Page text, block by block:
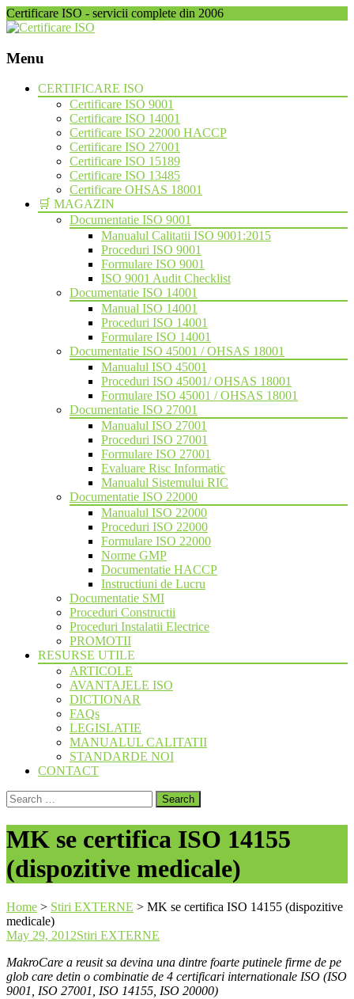
Certificare ISO - servicii complete din 2006
Menu
Skip
CERTIFICARE ISO
Certificare ISO 9001
Certificare ISO 14001
Certificare ISO 22000 HACCP
Certificare ISO 27001
Certificare ISO 15189
Certificare ISO 13485
Certificare OHSAS 18001
🛒 MAGAZIN
Documentatie ISO 9001
Manualul Calitatii ISO 9001:2015
Proceduri ISO 9001
Formulare ISO 9001
ISO 9001 Audit Checklist
Documentatie ISO 14001
Manual ISO 14001
Proceduri ISO 14001
Formulare ISO 14001
Documentatie ISO 45001 / OHSAS 18001
Manualul ISO 45001
Proceduri ISO 45001/ OHSAS 18001
Formulare ISO 45001 / OHSAS 18001
Documentatie ISO 27001
Manualul ISO 27001
Proceduri ISO 27001
Formulare ISO 27001
Evaluare Risc Informatic
Manualul Sistemului RIC
Documentatie ISO 22000
Manualul ISO 22000
Proceduri ISO 22000
Formulare ISO 22000
Norme GMP
Documentatie HACCP
Instructiuni de Lucru
Documentatie SMI
Proceduri Constructii
Proceduri Instalatii Electrice
PROMOTII
RESURSE UTILE
ARTICOLE
AVANTAJELE ISO
DICTIONAR
FAQs
LEGISLATIE
MANUALUL CALITATII
STANDARDE NOI
CONTACT
Search
for:
MK se certifica ISO 14155
(dispozitive medicale)
Home > Stiri EXTERNE > MK se certifica ISO 14155 (dispozitive
medicale)
May 29, 2012Stiri EXTERNE
MakroCare a reusit sa devina una dintre foarte putinele firme de pe
glob care detin o combinatie de 4 certificari internationale ISO (ISO
9001, ISO 27001, ISO 14155, ISO 20000)